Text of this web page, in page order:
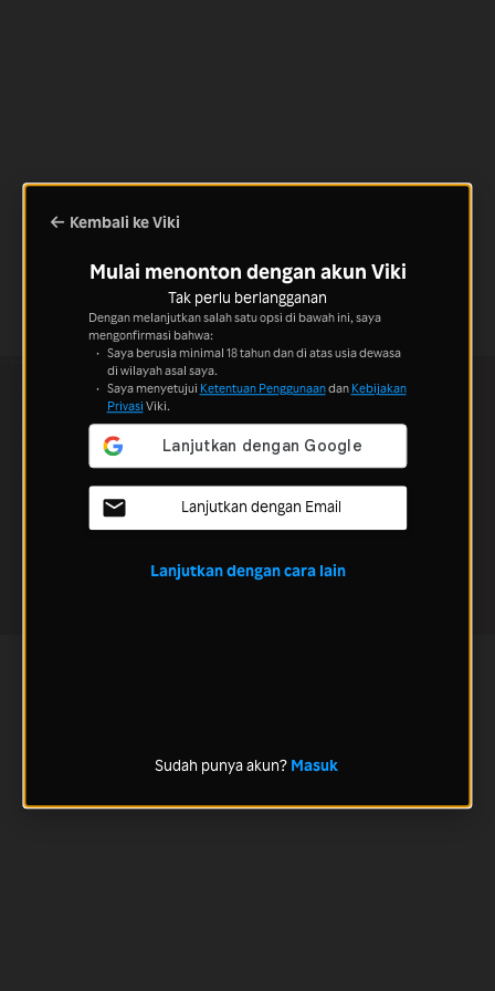
Kembali ke Viki
Mulai menonton dengan akun Viki
Tak perlu berlangganan
Dengan melanjutkan salah satu opsi di bawah ini, saya
mengonfirmasi bahwa:
Saya berusia minimal 18 tahun dan di atas usia dewasa
di wilayah asal saya.
Saya menyetujui Ketentuan Penggunaandan Kebijakan
Privasi Viki.
Lanjutkan dengan Email
Lanjutkan dengan cara lain
Sudah punya akun? Masuk